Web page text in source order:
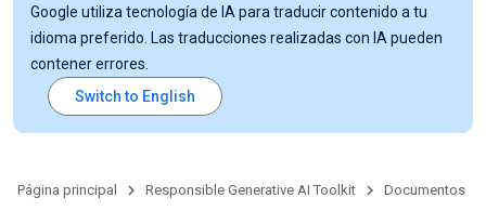
Google utiliza tecnología de IA para traducir contenido a tu
idioma preferido. Las traducciones realizadas con IA pueden
contener errores.
Página principal Responsible Generative AI Toolkit Documentos